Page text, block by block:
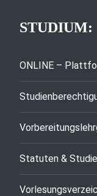
STUDIUM:
ONLINE –
Statuten &